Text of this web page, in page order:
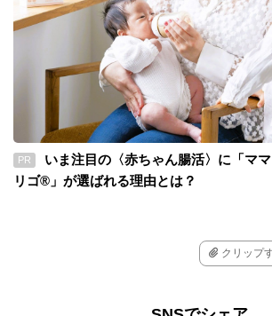
PR
いま注目の〈赤ちゃん腸活〉に「マ
リゴ®」が選ばれる理由とは？
クリップ